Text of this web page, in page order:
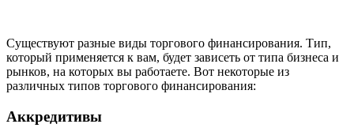
Существуют разные виды торгового финансирования. Тип,
который применяется к вам, будет зависеть от типа бизнеса и
рынков, на которых вы работаете. Вот некоторые из
различных типов торгового финансирования:
Аккредитивы